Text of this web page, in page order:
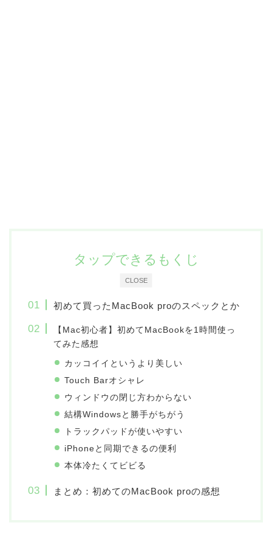
CLOSE
タップできるもくじ
初めて買ったMacBook proのスペックとか
【Mac初心者】初めてMacBookを1時間使っ
てみた感想
カッコイイというより美しい
Touch Barオシャレ
ウィンドウの閉じ方わからない
結構Windowsと勝手がちがう
トラックパッドが使いやすい
iPhoneと同期できるの便利
本体冷たくてビビる
まとめ：初めてのMacBook proの感想